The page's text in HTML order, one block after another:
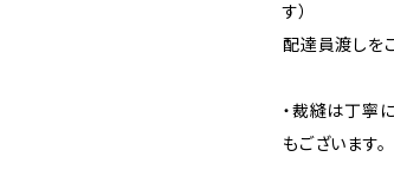
す）
配達員渡しを
・裁縫は丁寧
もございます。